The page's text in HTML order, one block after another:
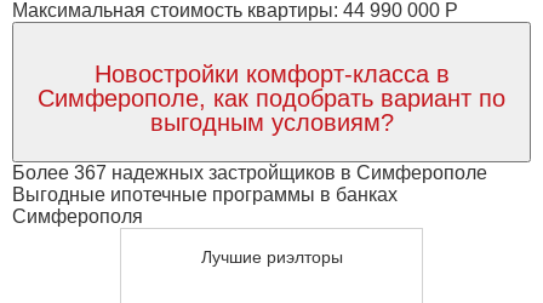
Максимальная стоимость квартиры: 44 990 000 Р
Новостройки комфорт-класса в
Симферополе, как подобрать вариант по
выгодным условиям?
Более 367 надежных застройщиков в Симферополе
Выгодные ипотечные программы в банках
Симферополя
Лучшие риэлторы